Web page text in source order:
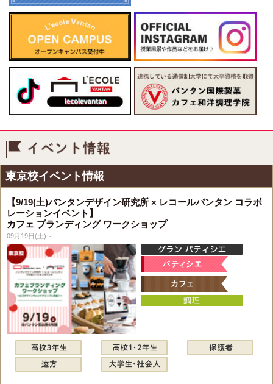
東京校イベント情報
【9/19(土)バンタンデザイン研究所 × レコールバンタン コラボ
レーションイベント】
カフェ ブランディング ワークショップ
09月19日(土)～